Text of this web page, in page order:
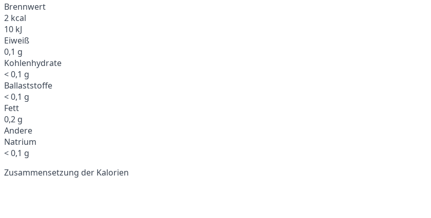
Brennwert
2 kcal
10 kJ
Eiweiß
0,1 g
Kohlenhydrate
< 0,1 g
Ballaststoffe
< 0,1 g
Fett
0,2 g
Andere
Natrium
< 0,1 g
Zusammensetzung der Kalorien